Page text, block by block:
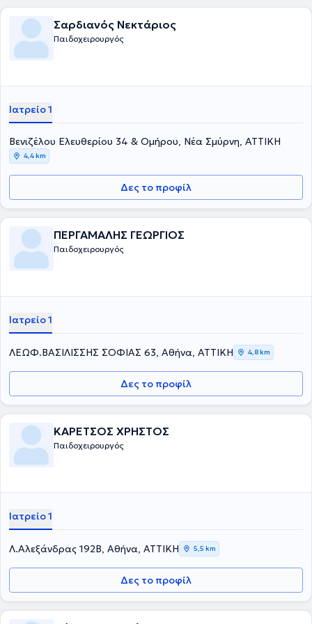
Σαρδιανός Νεκτάριος
Παιδοχειρουργός
Ιατρείο 1
Βενιζέλου Ελευθερίου 34 & Ομήρου, Νέα Σμύρνη, ΑΤΤΙΚΗ
4,4 km
Δες το προφίλ
ΠΕΡΓΑΜΑΛΗΣ ΓΕΩΡΓΙΟΣ
Παιδοχειρουργός
Ιατρείο 1
ΛΕΩΦ.ΒΑΣΙΛΙΣΣΗΣ ΣΟΦΙΑΣ 63, Αθήνα, ΑΤΤΙΚΗ 4,8 km
Δες το προφίλ
ΚΑΡΕΤΣΟΣ ΧΡΗΣΤΟΣ
Παιδοχειρουργός
Ιατρείο 1
Λ.Αλεξάνδρας 192Β, Αθήνα, ΑΤΤΙΚΗ 5,5 km
Δες το προφίλ